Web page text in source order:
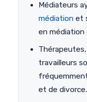
Médiateurs
médiation et
en médiation
travailleurs
et de divorce.